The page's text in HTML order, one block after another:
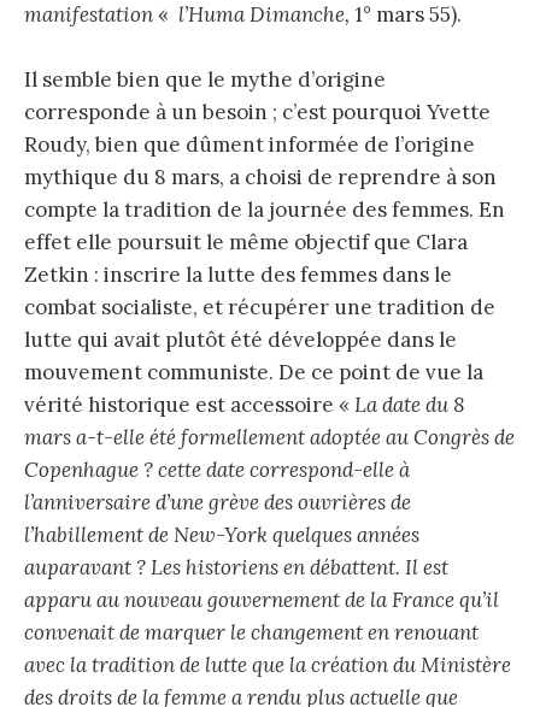
manifestation« l’Huma Dimanche, 1° mars 55).
Il semble bien que le mythe d’origine
corresponde à un besoin ; c’est pourquoi Yvette
Roudy, bien que dûment informée de l’origine
mythique du 8 mars, a choisi de reprendre à son
compte la tradition de la journée des femmes. En
effet elle poursuit le même objectif que Clara
Zetkin : inscrire la lutte des femmes dans le
combat socialiste, et récupérer une tradition de
lutte qui avait plutôt été développée dans le
mouvement communiste. De ce point de vue la
vérité historique est accessoire « La date du 8
mars a-t-elle été formellement adoptée au Congrès de
Copenhague ? cette date correspond-elle à
l’anniversaire d’une grève des ouvrières de
l’habillement de New-York quelques années
auparavant ? Les historiens en débattent. Il est
apparu au nouveau gouvernement de la France qu’il
convenait de marquer le changement en renouant
avec la tradition de lutte que la création du Ministère
des droits de la femme a rendu plus actuelle que